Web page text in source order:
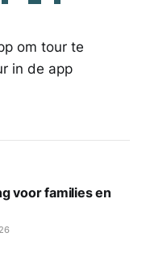
om tour te
in de app
voor families en